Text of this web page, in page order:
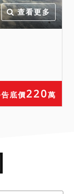
查看更多
底價220萬